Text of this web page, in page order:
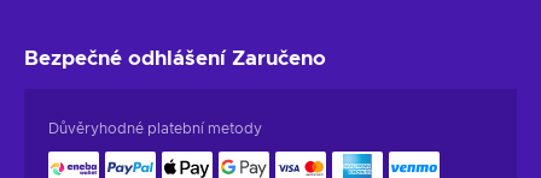
Bezpečné odhlášení Zaručeno
Důvěryhodné platební metody